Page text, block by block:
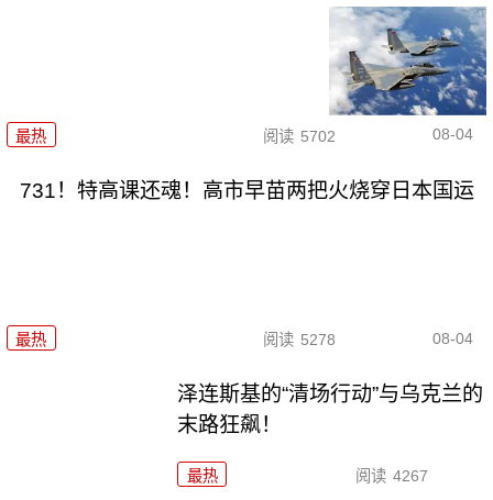
最热 阅读 5702 08-04
731！特高课还魂！高市早苗两把火烧穿日本国运
最热 阅读 5278 08-04
泽连斯基的“清场行动”与乌克兰的
末路狂飙！
最热 阅读 4267